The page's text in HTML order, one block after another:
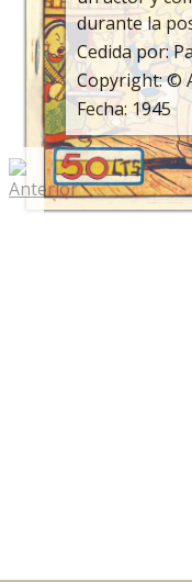
durante la
Cedida por:
Copyright: ©
Fecha: 1945